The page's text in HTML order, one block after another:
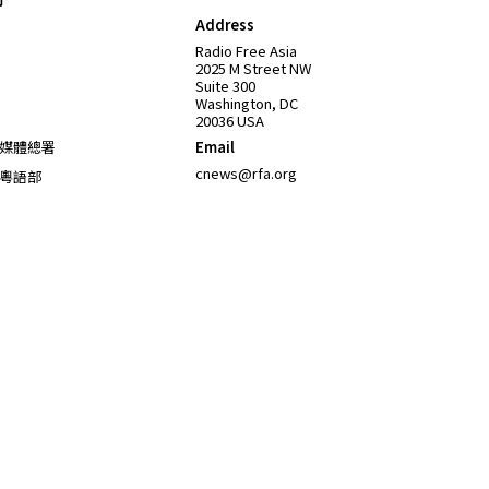
體總署 Opens in new window
語部Opens in new window
in new window
Address
Radio Free Asia
2025 M Street NW
Suite 300
Washington, DC
20036 USA
Email
cnews@rfa.org